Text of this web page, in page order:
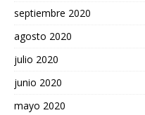
septiembre 2020
agosto 2020
julio 2020
junio 2020
mayo 2020